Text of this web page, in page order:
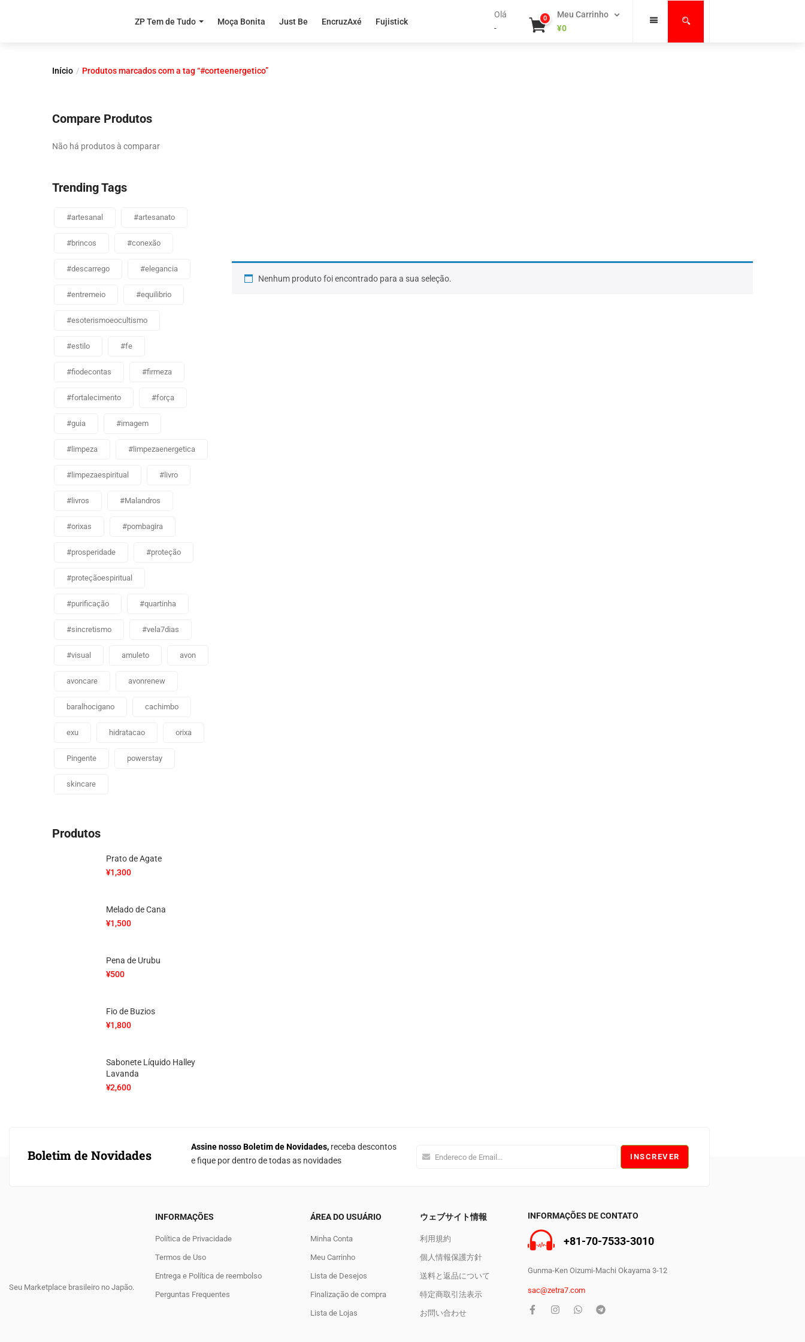
ZP Tem de Tudo Moça Bonita Just Be EncruzAxé Fujistick
Olá
-
Meu Carrinho
0
¥0
Início Produtos marcados com a tag “#corteenergetico”
Nenhum produto foi encontrado para a sua seleção.
Compare Produtos
Não há produtos à comparar
Trending Tags
#artesanal #artesanato
#brincos #conexão
#descarrego #elegancia
#entremeio #equilibrio
#esoterismoeocultismo
#estilo #fe
#fiodecontas #firmeza
#fortalecimento #força
#guia #imagem
#limpeza #limpezaenergetica
#limpezaespiritual #livro
#livros #Malandros
#orixas #pombagira
#prosperidade #proteção
#proteçãoespiritual
#purificação #quartinha
#sincretismo #vela7dias
#visual amuleto avon
avoncare avonrenew
baralhocigano cachimbo
exu hidratacao orixa
Pingente powerstay
skincare
Produtos
Prato de Agate
¥1,300
Melado de Cana
¥1,500
Pena de Urubu
¥500
Fio de Buzios
¥1,800
Sabonete Líquido Halley
Lavanda
¥2,600
Boletim de Novidades
Assine nosso Boletim de Novidades, receba descontos
e fique por dentro de todas as novidades
INSCREVER
Seu Marketplace brasileiro no Japão.
INFORMAÇÕES
Política de Privacidade
Termos de Uso
Entrega e Política de reembolso
Perguntas Frequentes
ÁREA DO USUÁRIO
Minha Conta
Meu Carrinho
Lista de Desejos
Finalização de compra
Lista de Lojas
ウェブサイト情報
利用規約
個人情報保護方針
送料と返品について
特定商取引法表示
お問い合わせ
INFORMAÇÕES DE CONTATO
+81-70-7533-3010
Gunma-Ken Oizumi-Machi Okayama 3-12
sac@zetra7.com